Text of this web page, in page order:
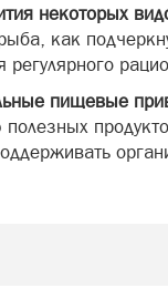
некоторых
как
пищевые